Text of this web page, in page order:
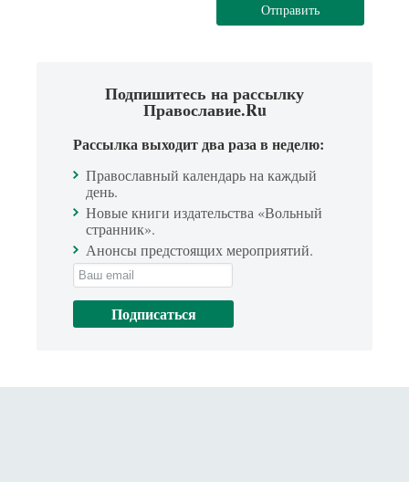
Отправить
Подпишитесь на рассылку
Православие.Ru
Рассылка выходит два раза в неделю:
Православный календарь на каждый
день.
Новые книги издательства «Вольный
странник».
Анонсы предстоящих мероприятий.